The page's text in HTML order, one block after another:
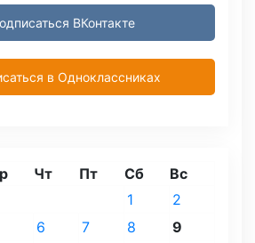
ВКонтакте
в Одноклассниках
Чт Пт Сб Вс
1
2
6 7 8
9